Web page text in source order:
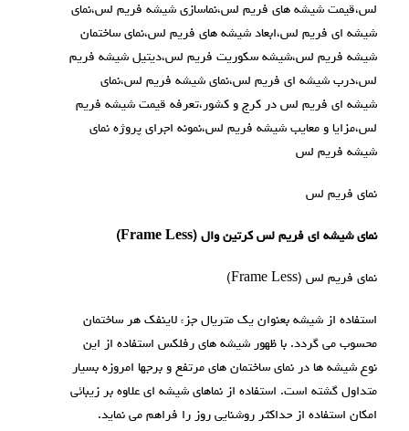
لس،قیمت شیشه های فریم لس،نماسازی شیشه فریم لس،نمای
شیشه ای فریم لس،ابعاد شیشه های فریم لس،نمای ساختمان
شیشه فریم لس،شیشه سکوریت فریم لس،دیتیل شیشه فریم
لس،درب شیشه ای فریم لس،نمای شیشه فریم لس،نمای
شیشه ای فریم لس در کرج و کشور،تعرفه قیمت شیشه فریم
لس،مزایا و معایب شیشه فریم لس،نمونه اجرای پروژه نمای
شیشه فریم لس
نمای فریم لس
نمای شيشه ای فريم لسکرتین وال (Frame Less)
نمای فريم لس (Frame Less)
استفاده از شیشه بعنوان یک متریال جزء لاینفک هر ساختمان
محسوب می گردد. با ظهور شیشه های رفلکس استفاده از این
نوع شیشه ها در نمای ساختمان های مرتفع و برجها امروزه بسیار
متداول گشته است. استفاده از نماهای شیشه ای علاوه بر زیبائی
امکان استفاده از حداکثر روشنایی روز را فراهم می نماید.